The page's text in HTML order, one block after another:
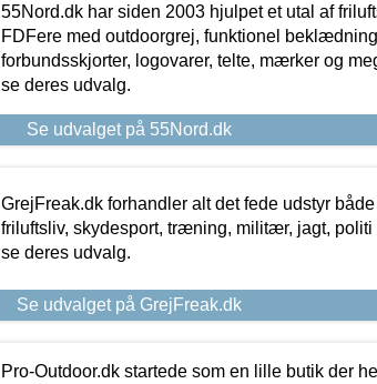
55Nord.dk har siden 2003 hjulpet et utal af
FDFere med outdoorgrej, funktionel
forbundsskjorter, logovarer, telte, mærker og
se deres udvalg.
Se udvalget på 55Nord.dk
GrejFreak.dk forhandler alt det fede udstyr
friluftsliv, skydesport, træning, militær, jagt, politi
se deres udvalg.
Se udvalget på GrejFreak.dk
Pro-Outdoor.dk startede som en lille butik der